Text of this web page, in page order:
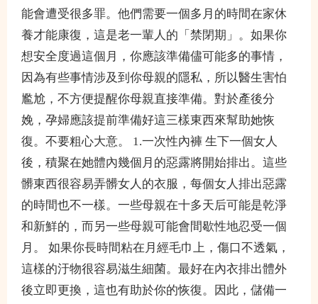
能會遭受很多罪。他們需要一個多月的時間在家休
養才能康復，這是老一輩人的「禁閉期」。如果你
想安全度過這個月，你應該準備儘可能多的事情，
因為有些事情涉及到你母親的隱私，所以醫生害怕
尷尬，不方便提醒你母親直接準備。對於產後分
娩，孕婦應該提前準備好這三樣東西來幫助她恢
復。不要粗心大意。 1.一次性內褲 生下一個女人
後，積聚在她體內幾個月的惡露將開始排出。這些
髒東西很容易弄髒女人的衣服，每個女人排出惡露
的時間也不一樣。一些母親在十多天后可能是乾淨
和新鮮的，而另一些母親可能會間歇性地忍受一個
月。 如果你長時間粘在月經毛巾上，傷口不透氣，
這樣的汙物很容易滋生細菌。最好在內衣排出體外
後立即更換，這也有助於你的恢復。因此，儲備一